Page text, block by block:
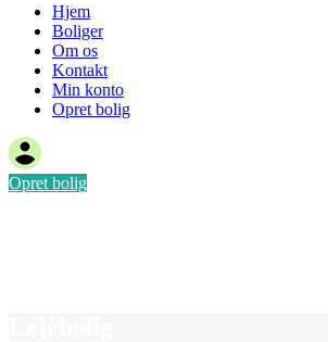
Hjem
Boliger
Om os
Kontakt
Min konto
Opret bolig
Opret bolig